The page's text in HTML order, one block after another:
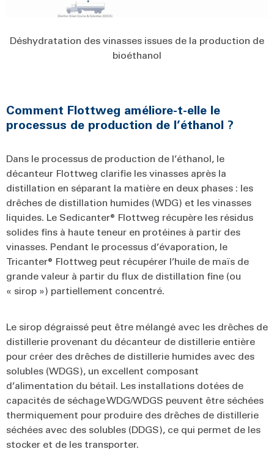
Déshydratation des vinasses issues de la production de
bioéthanol
Comment Flottweg améliore-t-elle le
processus de production de l’éthanol ?
Dans le processus de production de l’éthanol, le
décanteur Flottweg clarifie les vinasses après la
distillation en séparant la matière en deux phases : les
drêches de distillation humides (WDG) et les vinasses
liquides. Le Sedicanter® Flottweg récupère les résidus
solides fins à haute teneur en protéines à partir des
vinasses. Pendant le processus d’évaporation, le
Tricanter® Flottweg peut récupérer l’huile de maïs de
grande valeur à partir du flux de distillation fine (ou
« sirop ») partiellement concentré.
Le sirop dégraissé peut être mélangé avec les drêches de
distillerie provenant du décanteur de distillerie entière
pour créer des drêches de distillerie humides avec des
solubles (WDGS), un excellent composant
d’alimentation du bétail. Les installations dotées de
capacités de séchage WDG/WDGS peuvent être séchées
thermiquement pour produire des drêches de distillerie
séchées avec des solubles (DDGS), ce qui permet de les
stocker et de les transporter.